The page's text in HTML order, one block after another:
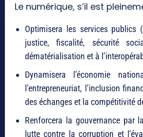
Le numérique, s’il est
Optimisera les services publics
justice, fiscalité, sécurité
dématérialisation et à
Dynamisera l’économie
l’entrepreneuriat, l’inclusion
des échanges et la compétitivité
Renforcera la gouvernance par
lutte contre la corruption et